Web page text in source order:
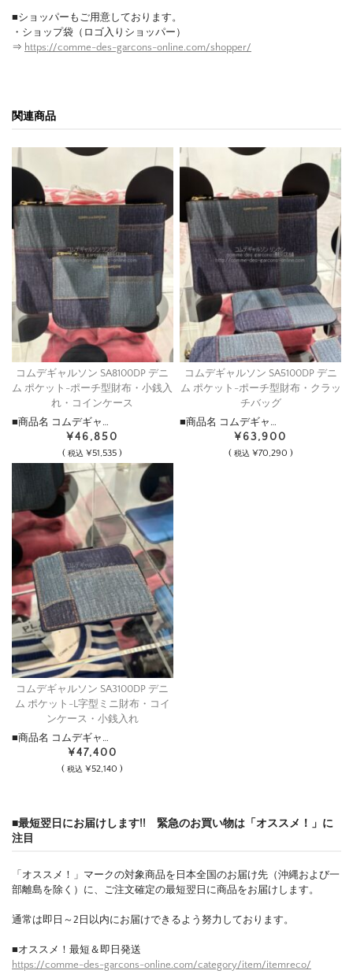
■ショッパーもご用意しております。
・ショップ袋（ロゴ入りショッパー）
⇒ https://comme-des-garcons-online.com/shopper/
関連商品
コムデギャルソン SA8100DP デニ
ム ポケット-ポーチ型財布・小銭入
れ・コインケース
■商品名 コムデギャ…
¥46,850
(税込 ¥51,535 )
コムデギャルソン SA5100DP デニ
ム ポケット-ポーチ型財布・クラッ
チバッグ
■商品名 コムデギャ…
¥63,900
( 税込 ¥70,290 )
コムデギャルソン SA3100DP デニ
ム ポケット-L字型ミニ財布・コイ
ンケース・小銭入れ
■商品名 コムデギャ…
¥47,400
(税込 ¥52,140 )
■最短翌日にお届けします!! 緊急のお買い物は「オススメ！」に
注目
「オススメ！」マークの対象商品を日本全国のお届け先（沖縄および一
部離島を除く）に、ご注文確定の最短翌日に商品をお届けします。
通常は即日～2日以内にお届けできるよう努力しております。
■オススメ！最短＆即日発送
https://comme-des-garcons-online.com/category/item/itemreco/